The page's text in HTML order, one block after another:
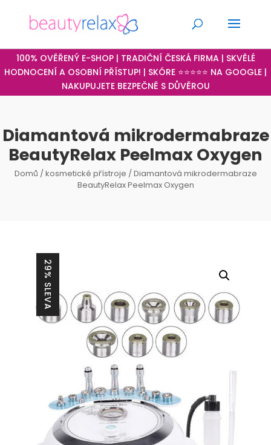
100% OVĚŘENÝ E-SHOP | TRADIČNÍ ČESKÁ FIRMA | SKVĚLÉ
HODNOCENÍ A OSOBNÍ PŘÍSTUP! | SKÓRE ⭐⭐⭐⭐⭐ NA GOOGLE |
NAKUPUJETE BEZPEČNĚ S DŮVĚROU
Diamantová mikrodermabraze
BeautyRelax Peelmax Oxygen
Domů /kosmetické přístroje / Diamantová mikrodermabraze
BeautyRelax Peelmax Oxygen
29% SLEVA